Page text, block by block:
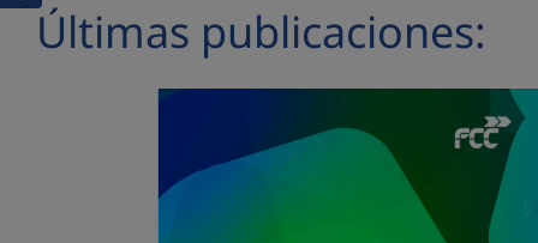
Últimas publicaciones: